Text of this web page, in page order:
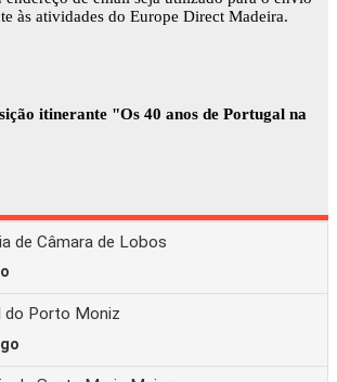
às atividades do Europe Direct Madeira.
itinerante "Os 40 anos de Portugal na